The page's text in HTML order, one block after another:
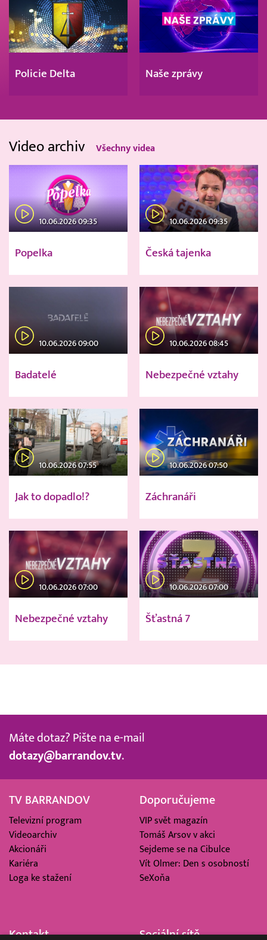
Policie Delta Naše zprávy
Video archiv Všechny videa
10.06.2026 09:35
Popelka
10.06.2026 09:35
Česká tajenka
10.06.2026 09:00
Badatelé
10.06.2026 08:45
Nebezpečné vztahy
10.06.2026 07:55
Jak to dopadlo!?
10.06.2026 07:50
Záchranáři
10.06.2026 07:00
Nebezpečné vztahy
10.06.2026 07:00
Šťastná 7
Máte dotaz? Pište na e-mail
dotazy@barrandov.tv.
TV BARRANDOV
Televizní program
Videoarchiv
Akcionáři
Kariéra
Loga ke stažení
Doporučujeme
VIP svět magazín
Tomáš Arsov v akci
Sejdeme se na Cibulce
Vít Olmer: Den s osobností
SeXoňa
Kontakt Sociální sítě